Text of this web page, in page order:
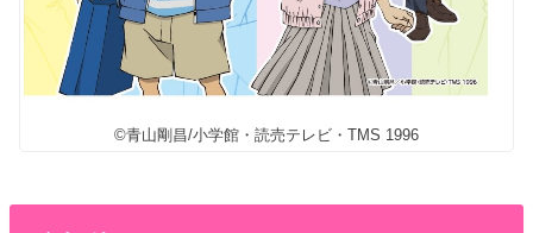
©青山剛昌/小学館・読売テレビ・TMS 1996